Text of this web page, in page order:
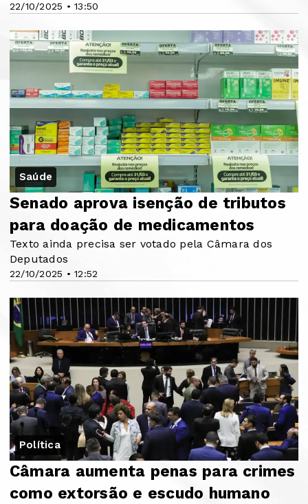
22/10/2025 • 13:50
Saúde
22/10/2025 • 12:52
Senado aprova isenção de tributos
para doação de medicamentos
Texto ainda precisa ser votado pela Câmara dos
Deputados
Política
Câmara aumenta penas para crimes
como extorsão e escudo humano